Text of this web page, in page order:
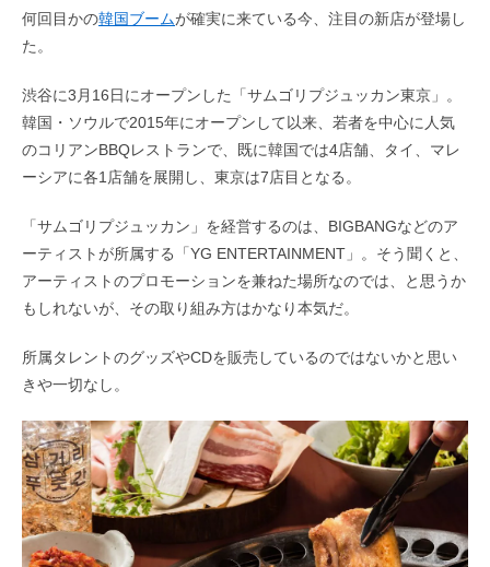
何回目かの韓国ブームが確実に来ている今、注目の新店が登場し
た。
渋谷に3月16日にオープンした「サムゴリプジュッカン東京」。
韓国・ソウルで2015年にオープンして以来、若者を中心に人気
のコリアンBBQレストランで、既に韓国では4店舗、タイ、マレ
ーシアに各1店舗を展開し、東京は7店目となる。
「サムゴリプジュッカン」を経営するのは、BIGBANGなどのア
ーティストが所属する「YG ENTERTAINMENT」。そう聞くと、
アーティストのプロモーションを兼ねた場所なのでは、と思うか
もしれないが、その取り組み方はかなり本気だ。
所属タレントのグッズやCDを販売しているのではないかと思い
きや一切なし。